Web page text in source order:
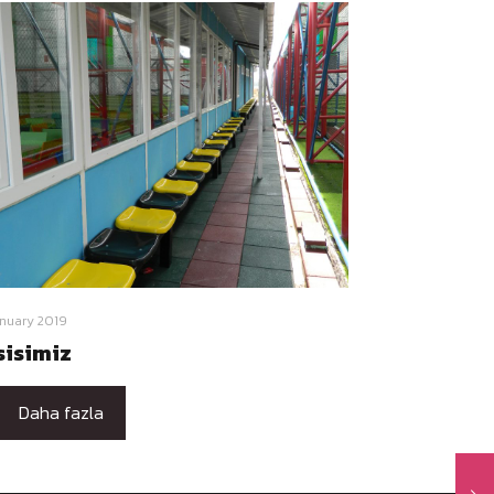
2019
Daha fazla